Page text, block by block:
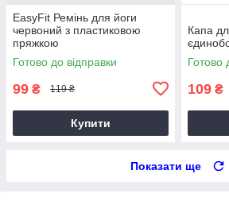
EasyFit Ремінь для йоги
червоний з пластиковою
пряжкою
Готово до відправки
99 ₴ 119 ₴
Купити
Капа
Готово
109 ₴
Показати ще